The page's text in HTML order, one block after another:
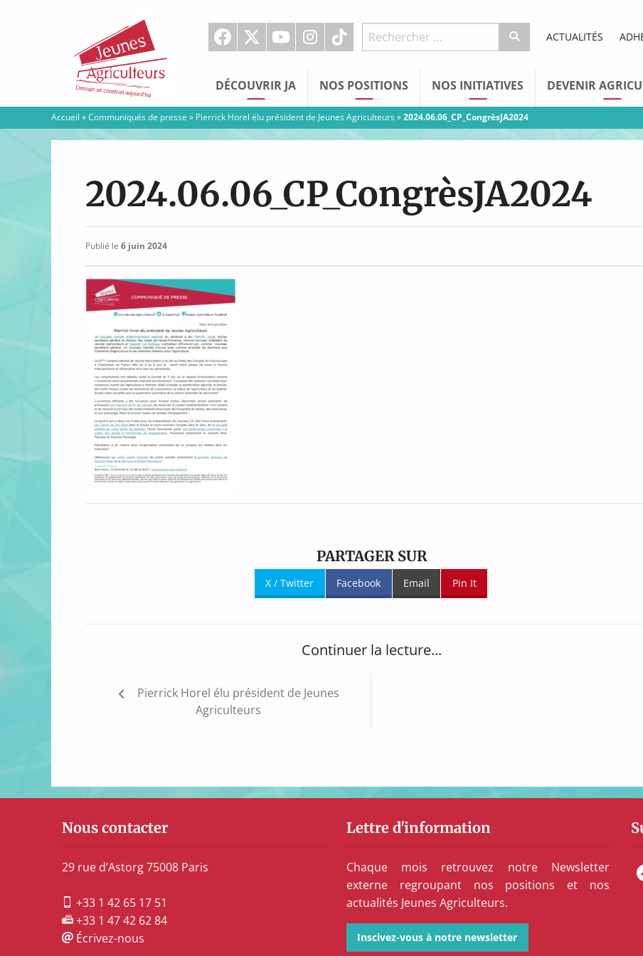
Agriculteurs
ACTUALITÉS
DÉCOUVRIR JA NOS POSITIONS NOS INITIATIVES DEVENIR
Accueil »Communiqués de presse » Pierrick Horel élu président de Jeunes Agriculteurs»2024.06.06_CP_CongrèsJA2024
2024.06.06_CP_CongrèsJA2024
Publié le 6 juin 2024
PARTAGER SUR
X / Twitter Facebook Email Pin It
Continuer la lecture...
Navigation
Pierrick Horel élu président de Jeunes
Agriculteurs
Nous contacter
29 rue d’Astorg 75008 Paris
+33 1 42 65 17 51
+33 1 47 42 62 84
Écrivez-nous
Lettre d'information
Chaque mois retrouvez notre Newsletter
externe regroupant nos positions et nos
actualités Jeunes Agriculteurs.
Inscivez-vous à notre newsletter